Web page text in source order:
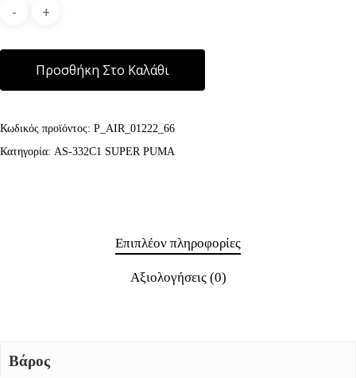
Προσθήκη Στο Καλάθι
Κωδικός προϊόντος: P_AIR_01222_66
Κατηγορία: AS-332C1 SUPER PUMA
Επιπλέον πληροφορίες
Αξιολογήσεις (0)
Βάρος